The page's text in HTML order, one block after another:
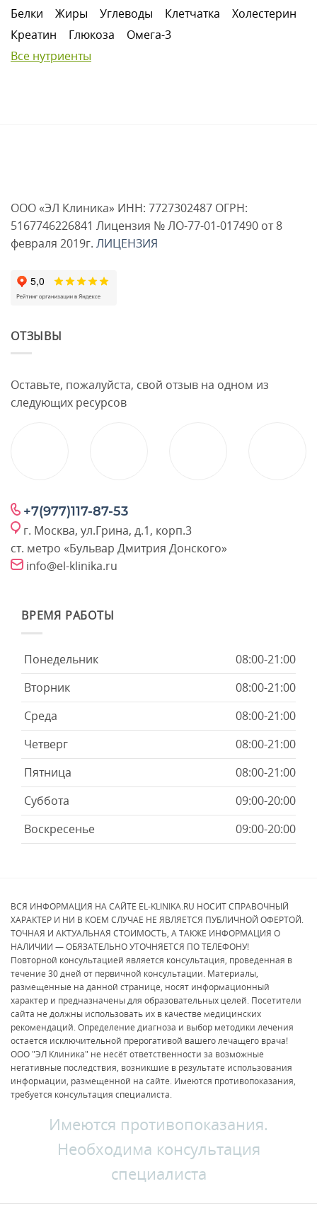
Белки Жиры Углеводы Клетчатка
Холестерин
Креатин
Глюкоза
Омега-3
Все нутриенты
ООО «ЭЛ Клиника» ИНН: 7727302487 ОГРН:
5167746226841 Лицензия № ЛО-77-01-017490 от 8
февраля 2019г. ЛИЦЕНЗИЯ
ОТЗЫВЫ
Оставьте, пожалуйста, свой отзыв на одном из
следующих ресурсов
+7(977)117-87-53
г. Москва, ул.Грина, д.1, корп.3
ст. метро «Бульвар Дмитрия Донского»
info@el-klinika.ru
ВРЕМЯ РАБОТЫ
Понедельник
08:00-21:00
Вторник
08:00-21:00
Среда
08:00-21:00
Четверг
08:00-21:00
Пятница
08:00-21:00
Суббота
09:00-20:00
Воскресенье
09:00-20:00
ВСЯ ИНФОРМАЦИЯ НА САЙТЕ EL-KLINIKA.RU НОСИТ СПРАВОЧНЫЙ
ХАРАКТЕР И НИ В КОЕМ СЛУЧАЕ НЕ ЯВЛЯЕТСЯ ПУБЛИЧНОЙ ОФЕРТОЙ.
ТОЧНАЯ И АКТУАЛЬНАЯ СТОИМОСТЬ, А ТАКЖЕ ИНФОРМАЦИЯ О
НАЛИЧИИ — ОБЯЗАТЕЛЬНО УТОЧНЯЕТСЯ ПО ТЕЛЕФОНУ!
Повторной консультацией является консультация, проведенная в
течение 30 дней от первичной консультации. Материалы,
размещенные на данной странице, носят информационный
характер и предназначены для образовательных целей. Посетители
сайта не должны использовать их в качестве медицинских
рекомендаций. Определение диагноза и выбор методики лечения
остается исключительной прерогативой вашего лечащего врача!
ООО "ЭЛ Клиника" не несёт ответственности за возможные
негативные последствия, возникшие в результате использования
информации, размещенной на сайте. Имеются противопоказания,
требуется консультация специалиста.
Имеются противопоказания.
Необходима консультация
специалиста